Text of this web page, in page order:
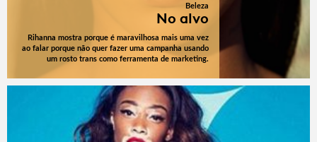
Beleza
No alvo
Rihanna mostra porque é maravilhosa mais uma vez
ao falar porque não quer fazer uma campanha usando
um rosto trans como ferramenta de marketing.